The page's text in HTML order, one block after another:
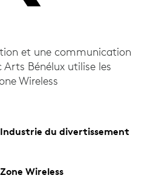
et une communication
Bénélux utilise les
Wireless
Industrie du divertissement
Zone Wireless